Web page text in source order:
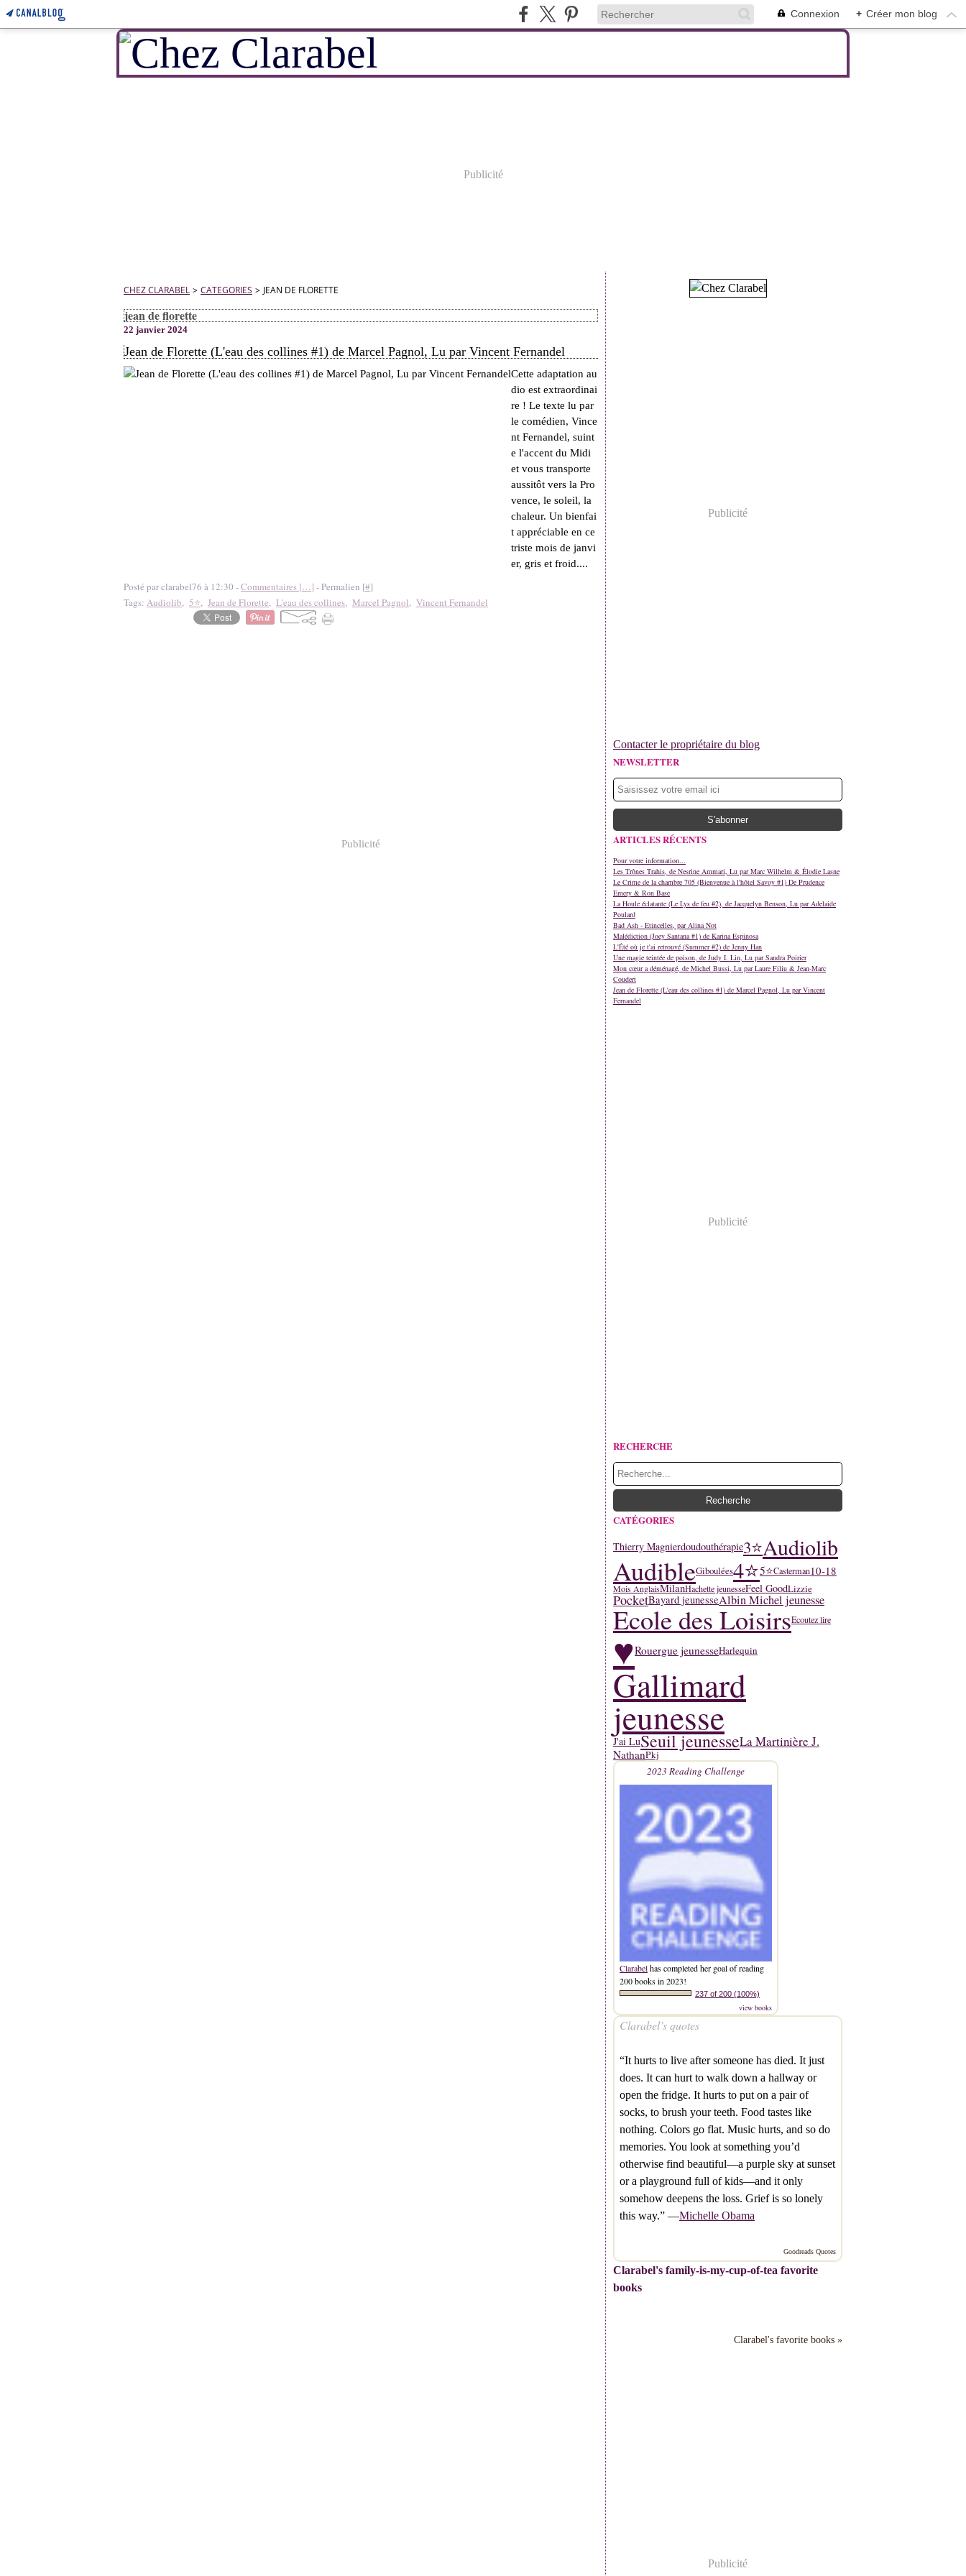
Connexion + Créer mon blog
Publicité
CHEZ CLARABEL > CATEGORIES > JEAN DE FLORETTE
jean de florette
22 janvier 2024
Jean de Florette (L'eau des collines #1) de Marcel Pagnol, Lu par Vincent Fernandel
Cette adaptation au
dio est extraordinai
re ! Le texte lu par
le comédien, Vince
nt Fernandel, suint
e l'accent du Midi
et vous transporte
aussitôt vers la Pro
vence, le soleil, la
chaleur. Un bienfai
t appréciable en ce
triste mois de janvi
er, gris et froid....
Posté par clarabel76 à 12:30 -Commentaires […] - Permalien [#]
Tags: Audiolib, 5⭐, Jean de Florette, L'eau des collines, Marcel Pagnol, Vincent Fernandel
Publicité
Publicité
Contacter le propriétaire du blog
NEWSLETTER
ARTICLES RÉCENTS
Pour votre information...
Les Trônes Trahis, de Nesrine Ammari, Lu par Marc Wilhelm & Élodie Lasne
Le Crime de la chambre 705 (Bienvenue à l'hôtel Savoy #1) De Prudence
Emery & Ron Base
La Houle éclatante (Le Lys de feu #2), de Jacquelyn Benson, Lu par Adelaide
Poulard
Bad Ash - Etincelles, par Alina Not
Malédiction (Joey Santana #1) de Karina Espinosa
L'Été où je t'ai retrouvé (Summer #2) de Jenny Han
Une magie teintée de poison, de Judy I. Lin, Lu par Sandra Poirier
Mon cœur a déménagé, de Michel Bussi, Lu par Laure Filiu & Jean-Marc
Coudert
Jean de Florette (L'eau des collines #1) de Marcel Pagnol, Lu par Vincent
Fernandel
Publicité
RECHERCHE
CATÉGORIES
Thierry Magnierdoudouthérapie3⭐Audiolib
AudibleGiboulées4⭐5⭐Casterman10-18
Mois AnglaisMilanHachette jeunesseFeel GoodLizzie
PocketBayard jeunesseAlbin Michel jeunesse
Ecole des LoisirsEcoutez lire
♥Rouergue jeunesseHarlequin
Gallimard
jeunesse
J'ai LuSeuil jeunesseLa Martinière J.
NathanPkj
2023 Reading Challenge
Clarabelhas completed her goal of reading
200 books in 2023!
237 of 200 (100%)
view books
Clarabel’s quotes
“It hurts to live after someone has died. It just
does. It can hurt to walk down a hallway or
open the fridge. It hurts to put on a pair of
socks, to brush your teeth. Food tastes like
nothing. Colors go flat. Music hurts, and so do
memories. You look at something you’d
otherwise find beautiful—a purple sky at sunset
or a playground full of kids—and it only
somehow deepens the loss. Grief is so lonely
this way.” —Michelle Obama
Goodreads Quotes
Clarabel's family-is-my-cup-of-tea favorite
books
Clarabel's favorite books »
Publicité